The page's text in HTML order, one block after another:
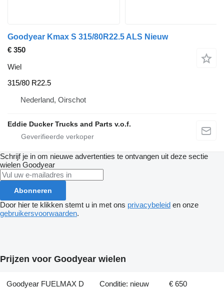
Goodyear Kmax S 315/80R22.5 ALS Nieuw
€ 350
Wiel
315/80 R22.5
Nederland, Oirschot
Eddie Ducker Trucks and Parts v.o.f.
Schrijf je in om nieuwe advertenties te ontvangen uit deze sectie
wielen Goodyear
Abonneren
Door hier te klikken stemt u in met ons privacybeleid en onze
gebruikersvoorwaarden.
Prijzen voor Goodyear wielen
Goodyear FUELMAX D Conditie: nieuw € 650